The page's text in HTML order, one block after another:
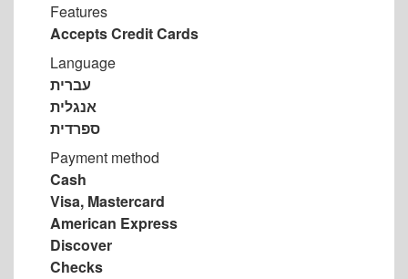
Features
Accepts Credit Cards
Language
עברית
אנגלית
ספרדית
Payment method
Cash
Visa, Mastercard
American Express
Discover
Checks